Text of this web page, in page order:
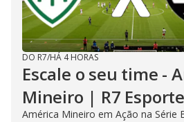
DO R7/HÁ 4 HORAS
Escale o seu time -
Mineiro | R7
América Mineiro em Ação na Série